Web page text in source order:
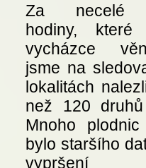
Za necelé
hodiny, které
vycházce
jsme na
lokalitách
než 120
Mnoho
bylo staršího
vypršení